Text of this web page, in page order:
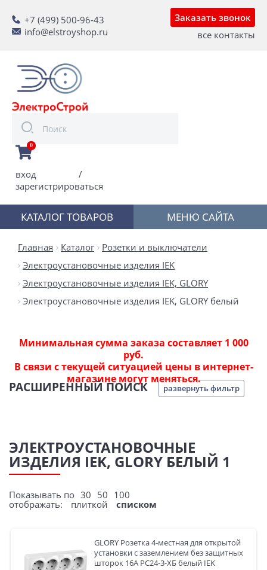
+7 (499) 500-96-43
info@elstroyshop.ru
Заказать звонок
все контакты
0
вход
/
зарегистрироваться
КАТАЛОГ ТОВАРОВ МЕНЮ САЙТА
Главная Каталог
Розетки и выключатели
Электроустановочные изделия IEK
Электроустановочные изделия IEK, GLORY
Электроустановочные изделия IEK, GLORY белый
Минимальная сумма заказа составляет 1 000
руб.
В связи с текущей ситуацией цены в интернет-
магазине могут меняться.
РАСШИРЕННЫЙ ПОИСК развернуть фильтр
ЭЛЕКТРОУСТАНОВОЧНЫЕ
ИЗДЕЛИЯ IEK, GLORY БЕЛЫЙ 1
Показывать по 30 50 100
отображать:
плиткой списком
GLORY Розетка 4-местная для открытой
установки с заземлением без защитных
шторок 16А РС24-3-ХБ белый IEK